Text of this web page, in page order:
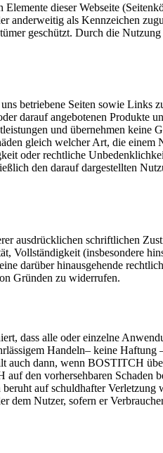
dieser Webseite
anderweitig als Kennzeichen
geschützt. Durch die
betriebene Seiten sowie Links
darauf angebotenen Produkte
und übernehmen
gleich welcher Art, die
oder rechtliche
den darauf dargestellten
ausdrücklichen schriftlichen
(insbesondere
darüber hinausgehende
Gründen zu widerrufen.
dass alle oder einzelne
Handeln– keine
dann, wenn BOSTITCH
den vorhersehbaren Schaden
auf schuldhafter
Nutzer, sofern er